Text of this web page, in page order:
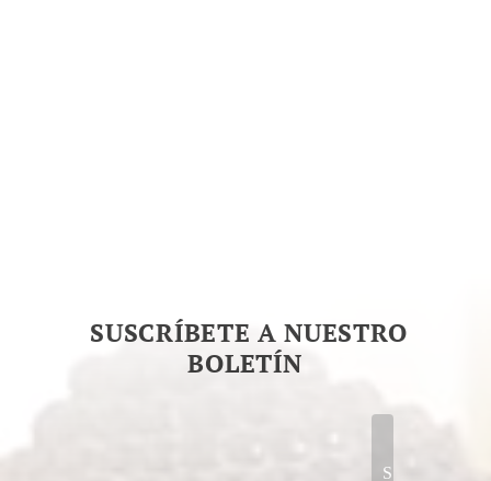
SUSCRÍBETE A NUESTRO
BOLETÍN
S